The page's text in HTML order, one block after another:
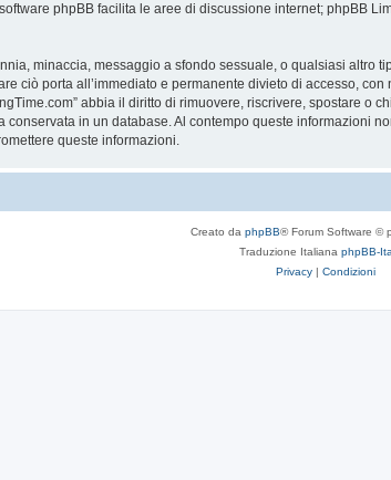
phpBB facilita le aree di discussione internet; phpBB
minaccia, messaggio a sfondo sessuale, o qualsiasi
ciò porta all’immediato e permanente divieto di accesso,
abbia il diritto di rimuovere, riscrivere, spostare
in un database. Al contempo queste informazioni
queste informazioni.
Creato da phpBB® Forum Software ©
Traduzione Italiana phpBB-
Privacy | Condizioni